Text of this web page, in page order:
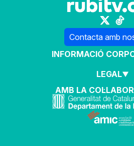
Contacta amb
INFORMACIÓ
LEGAL
AMB LA